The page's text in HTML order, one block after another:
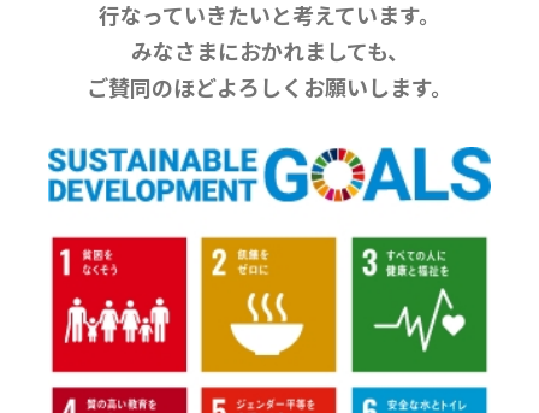
行なっていきたいと考えています。
みなさまにおかれましても、
ご賛同のほどよろしくお願いします。